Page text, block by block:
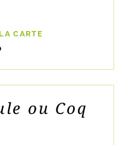
CARTE
ou Coq